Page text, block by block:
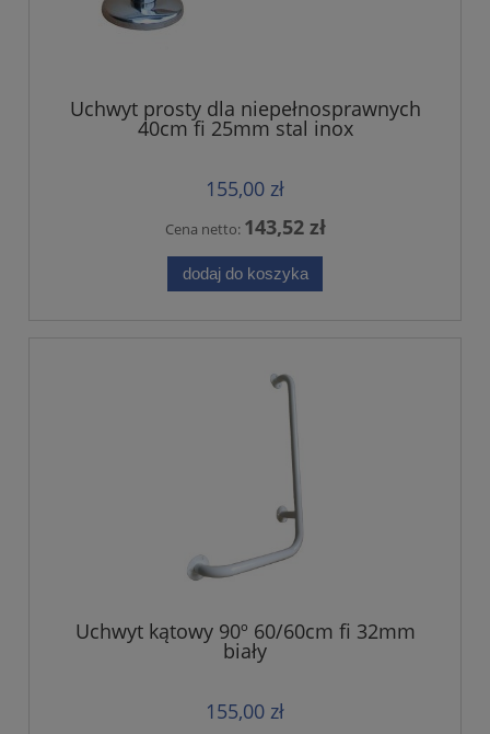
Uchwyt prosty dla niepełnosprawnych
40cm fi 25mm stal inox
155,00 zł
Cena netto: 143,52 zł
dodaj do koszyka
Uchwyt kątowy 90º 60/60cm fi 32mm
biały
155,00 zł